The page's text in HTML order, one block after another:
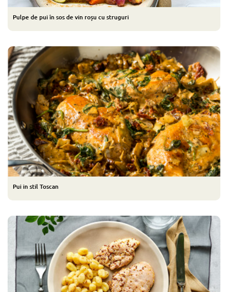
Pulpe de pui în sos de vin roșu cu struguri
Pui in stil Toscan